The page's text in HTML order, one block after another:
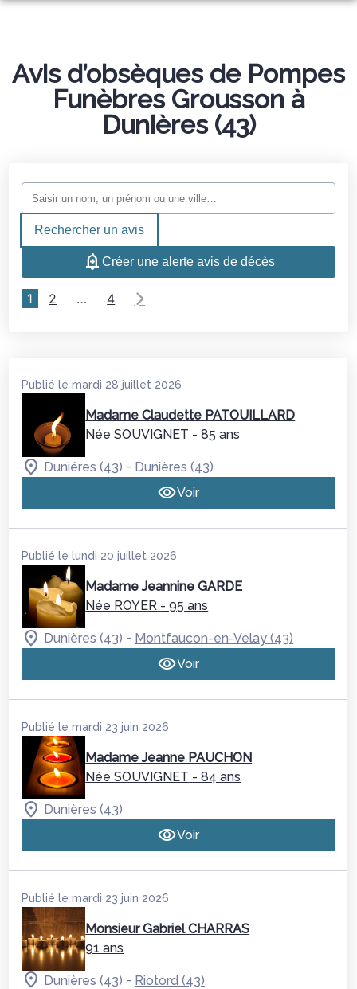
ORGANISER DES OBSÈQUES
PRÉVOIR SES OBSÈQUES
MONUMENTS FUNÉRAIRES
NOS AGENCES
MONTFAUCON EN VELAY
POMPES FUNÈBRES GROUSSON – FLEURISTE
NOTRE CHAMBRE FUNÉRAIRE
ESPACES HOMMAGES
Avis d’obsèques de Pompes
Funèbres Grousson à
Dunières (43)
Rechercher un avis
Créer une alerte avis de décès
1 2 … 4
Publié le mardi 28 juillet 2026
Madame Claudette PATOUILLARD
Née SOUVIGNET - 85 ans
Duniéres (43) - Dunières (43)
Voir
Publié le lundi 20 juillet 2026
Madame Jeannine GARDE
Née ROYER - 95 ans
Dunières (43) - Montfaucon-en-Velay (43)
Voir
Publié le mardi 23 juin 2026
Madame Jeanne PAUCHON
Née SOUVIGNET - 84 ans
Dunières (43)
Voir
Publié le mardi 23 juin 2026
Monsieur Gabriel CHARRAS
91 ans
Dunières (43) - Riotord (43)